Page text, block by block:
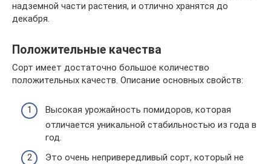
надземной части растения, и отлично хранятся до
декабря.
Положительные качества
Сорт имеет достаточно большое количество
положительных качеств. Описание основных свойств:
Высокая урожайность помидоров, которая
отличается уникальной стабильностью из года в
год.
Это очень непривередливый сорт, который не